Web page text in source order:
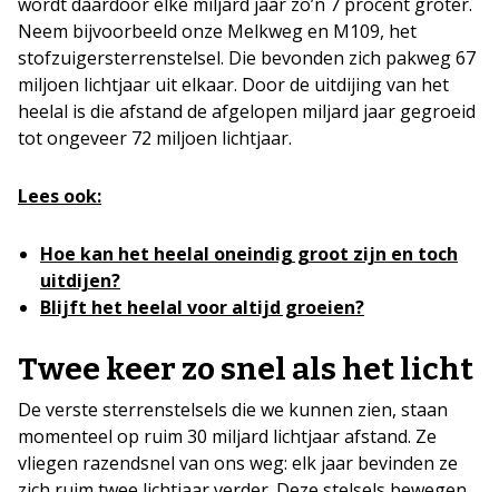
Neem bijvoorbeeld onze Melkweg en M109, het
stofzuigersterrenstelsel. Die bevonden zich pakweg 67
miljoen lichtjaar uit elkaar. Door de uitdijing van het
heelal is die afstand de afgelopen miljard jaar gegroeid
tot ongeveer 72 miljoen lichtjaar.
Lees ook:
Hoe kan het heelal oneindig groot zijn en toch
uitdijen?
Blijft het heelal voor altijd groeien?
Twee keer zo snel als het licht
De verste sterrenstelsels die we kunnen zien, staan
momenteel op ruim 30 miljard lichtjaar afstand. Ze
vliegen razendsnel van ons weg: elk jaar bevinden ze